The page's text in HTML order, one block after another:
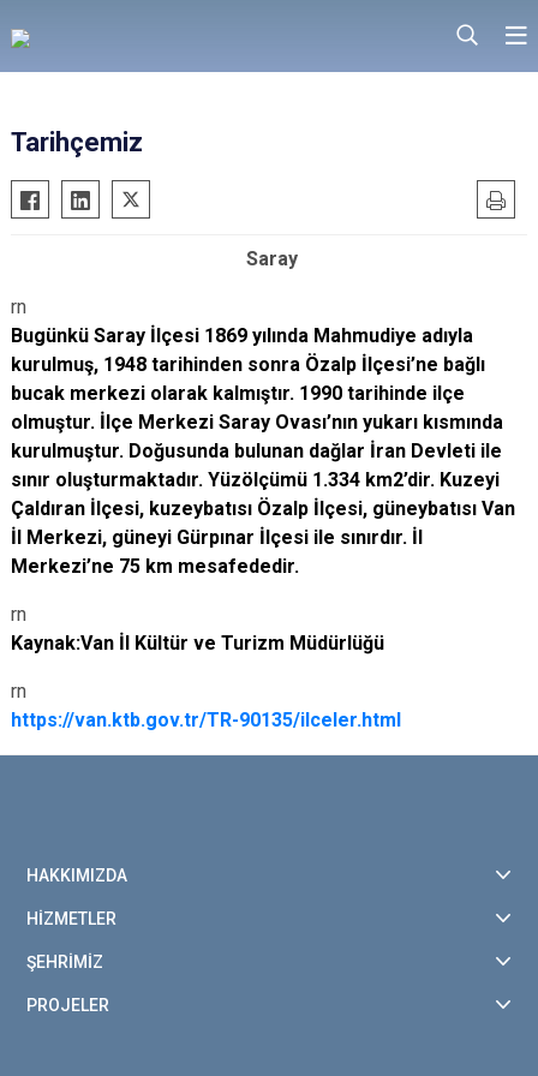
Tarihçemiz
Saray
rn
Bugünkü Saray İlçesi 1869 yılında Mahmudiye adıyla
kurulmuş, 1948 tarihinden sonra Özalp İlçesi’ne bağlı
bucak merkezi olarak kalmıştır. 1990 tarihinde ilçe
olmuştur. İlçe Merkezi Saray Ovası’nın yukarı kısmında
kurulmuştur. Doğusunda bulunan dağlar İran Devleti ile
sınır oluşturmaktadır. Yüzölçümü 1.334 km2’dir. Kuzeyi
Çaldıran İlçesi, kuzeybatısı Özalp İlçesi, güneybatısı Van
İl Merkezi, güneyi Gürpınar İlçesi ile sınırdır. İl
Merkezi’ne 75 km mesafededir.
rn
Kaynak:Van İl Kültür ve Turizm Müdürlüğü
rn
https://van.ktb.gov.tr/TR-90135/ilceler.html
HAKKIMIZDA
HİZMETLER
ŞEHRİMİZ
PROJELER